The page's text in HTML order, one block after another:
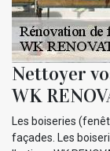
Nettoyer
WK
Les boiseries
façades. Les